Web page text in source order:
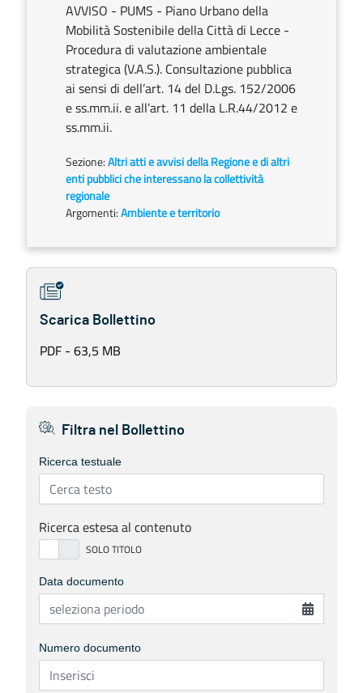
AVVISO - PUMS - Piano Urbano della
Mobilità Sostenibile della Città di Lecce -
Procedura di valutazione ambientale
strategica (V.A.S.). Consultazione pubblica
ai sensi di dell’art. 14 del D.Lgs. 152/2006
e ss.mm.ii. e all’art. 11 della L.R.44/2012 e
ss.mm.ii.
Sezione:Altri atti e avvisi della Regione e di altri
enti pubblici che interessano la collettività
regionale
Argomenti:Ambiente e territorio
Scarica Bollettino
PDF - 63,5 MB
Filtra nel Bollettino
Ricerca testuale
Ricerca estesa al contenuto
Data documento
Numero documento